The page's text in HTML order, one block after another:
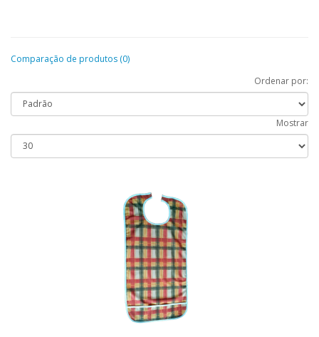
Comparação de produtos (0)
Ordenar por:
Mostrar